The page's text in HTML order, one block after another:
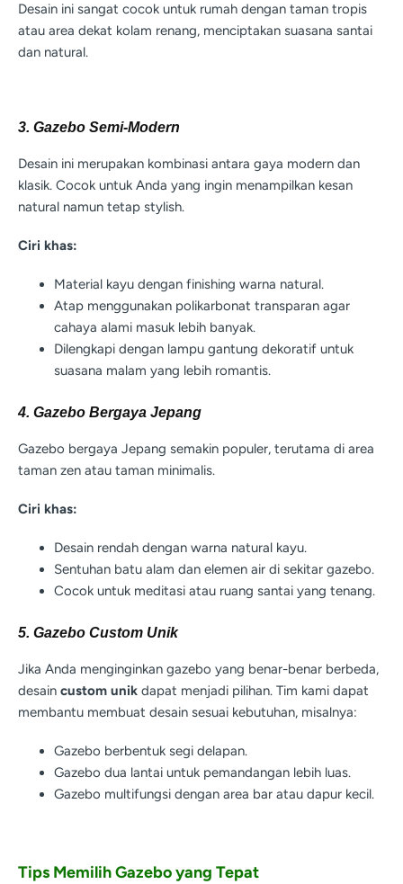
Desain ini sangat cocok untuk rumah dengan taman tropis
atau area dekat kolam renang, menciptakan suasana santai
dan natural.
3. Gazebo Semi-Modern
Desain ini merupakan kombinasi antara gaya modern dan
klasik. Cocok untuk Anda yang ingin menampilkan kesan
natural namun tetap stylish.
Ciri khas:
Material kayu dengan finishing warna natural.
Atap menggunakan polikarbonat transparan agar
cahaya alami masuk lebih banyak.
Dilengkapi dengan lampu gantung dekoratif untuk
suasana malam yang lebih romantis.
4. Gazebo Bergaya Jepang
Gazebo bergaya Jepang semakin populer, terutama di area
taman zen atau taman minimalis.
Ciri khas:
Desain rendah dengan warna natural kayu.
Sentuhan batu alam dan elemen air di sekitar gazebo.
Cocok untuk meditasi atau ruang santai yang tenang.
5. Gazebo Custom Unik
Jika Anda menginginkan gazebo yang benar-benar berbeda,
desain custom unik dapat menjadi pilihan. Tim kami dapat
membantu membuat desain sesuai kebutuhan, misalnya:
Gazebo berbentuk segi delapan.
Gazebo dua lantai untuk pemandangan lebih luas.
Gazebo multifungsi dengan area bar atau dapur kecil.
Tips Memilih Gazebo yang Tepat